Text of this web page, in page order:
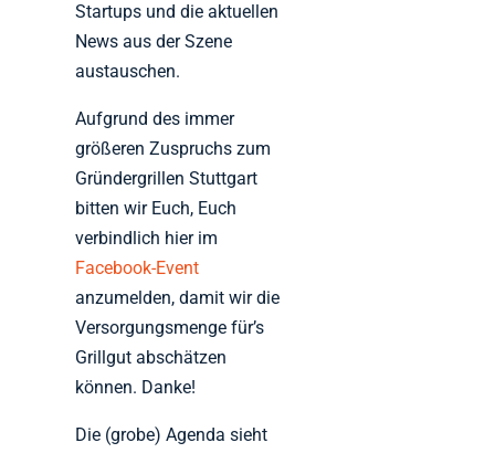
Startups und die aktuellen
News aus der Szene
austauschen.
Aufgrund des immer
größeren Zuspruchs zum
Gründergrillen Stuttgart
bitten wir Euch, Euch
verbindlich hier im
Facebook-Event
anzumelden, damit wir die
Versorgungsmenge für’s
Grillgut abschätzen
können. Danke!
Die (grobe) Agenda sieht